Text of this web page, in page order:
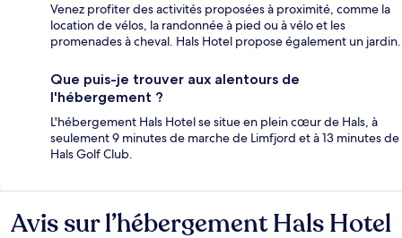
Venez profiter des activités proposées à proximité, comme la
location de vélos, la randonnée à pied ou à vélo et les
promenades à cheval. Hals Hotel propose également un jardin.
Que puis-je trouver aux alentours de
l'hébergement ?
L'hébergement Hals Hotel se situe en plein cœur de Hals, à
seulement 9 minutes de marche de Limfjord et à 13 minutes de
Hals Golf Club.
Avis
Avis sur l’hébergement Hals Hotel